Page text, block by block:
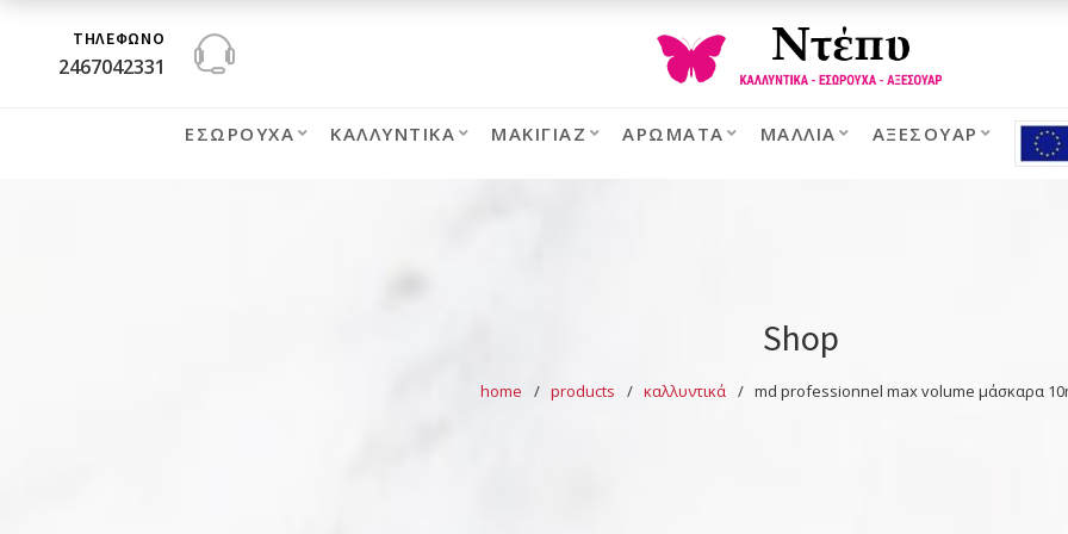
ΤΗΛΕΦΩΝΟ
2467042331
ΕΣΏΡΟΥΧΑ ΚΑΛΛΥΝΤΙΚΆ ΜΑΚΙΓΙΆΖ ΑΡΏΜΑΤΑ ΜΑΛΛΙΆ ΑΞΕΣΟΥΆΡ
Shop
home products καλλυντικά md professionnel max volume μάσκαρα